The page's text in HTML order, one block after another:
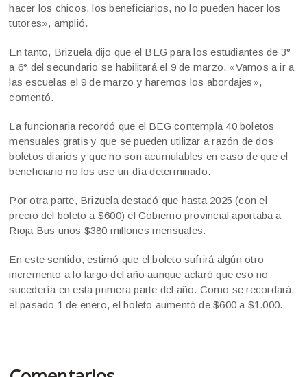
hacer los chicos, los beneficiarios, no lo pueden hacer los
tutores», amplió.
En tanto, Brizuela dijo que el BEG para los estudiantes de 3°
a 6° del secundario se habilitará el 9 de marzo. «Vamos a ir a
las escuelas el 9 de marzo y haremos los abordajes»,
comentó.
La funcionaria recordó que el BEG contempla 40 boletos
mensuales gratis y que se pueden utilizar a razón de dos
boletos diarios y que no son acumulables en caso de que el
beneficiario no los use un día determinado.
Por otra parte, Brizuela destacó que hasta 2025 (con el
precio del boleto a $600) el Gobierno provincial aportaba a
Rioja Bus unos $380 millones mensuales.
En este sentido, estimó que el boleto sufrirá algún otro
incremento a lo largo del año aunque aclaró que eso no
sucedería en esta primera parte del año. Como se recordará,
el pasado 1 de enero, el boleto aumentó de $600 a $1.000.